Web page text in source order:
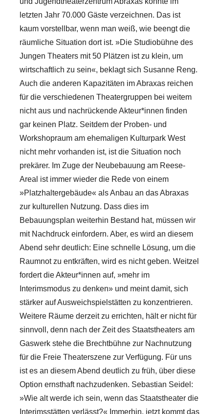
letzten Jahr 70.000 Gäste verzeichnen. Das ist
kaum vorstellbar, wenn man weiß, wie beengt die
räumliche Situation dort ist. »Die Studiobühne des
Jungen Theaters mit 50 Plätzen ist zu klein, um
wirtschaftlich zu sein«, beklagt sich Susanne Reng.
Auch die anderen Kapazitäten im Abraxas reichen
für die verschiedenen Theatergruppen bei weitem
nicht aus und nachrückende Akteur*innen finden
gar keinen Platz. Seitdem der Proben- und
Workshopraum am ehemaligen Kulturpark West
nicht mehr vorhanden ist, ist die Situation noch
prekärer. Im Zuge der Neubebauung am Reese-
Areal ist immer wieder die Rede von einem
»Platzhaltergebäude« als Anbau an das Abraxas
zur kulturellen Nutzung. Dass dies im
Bebauungsplan weiterhin Bestand hat, müssen wir
mit Nachdruck einfordern. Aber, es wird an diesem
Abend sehr deutlich: Eine schnelle Lösung, um die
Raumnot zu entkräften, wird es nicht geben. Weitzel
fordert die Akteur*innen auf, »mehr im
Interimsmodus zu denken» und meint damit, sich
stärker auf Ausweichspielstätten zu konzentrieren.
Weitere Räume derzeit zu errichten, hält er nicht für
sinnvoll, denn nach der Zeit des Staatstheaters am
Gaswerk stehe die Brechtbühne zur Nachnutzung
für die Freie Theaterszene zur Verfügung. Für uns
ist es an diesem Abend deutlich zu früh, über diese
Option ernsthaft nachzudenken. Sebastian Seidel:
»Wie alt werde ich sein, wenn das Staatstheater die
Interimsstätten verlässt?« Immerhin, jetzt kommt das